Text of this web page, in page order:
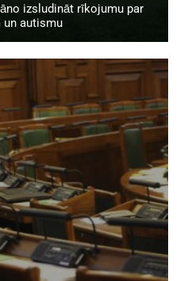
izsludināt rīkojumu par
un autismu